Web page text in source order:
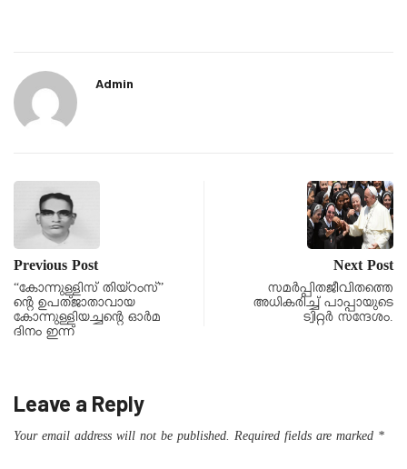
Admin
Previous Post
“കോന്നുള്ളിസ് തിയ്റംസ്”
ന്റെ ഉപത്ജാതാവായ
കോന്നുള്ളിയച്ചന്റെ ഓർമ
ദിനം ഇന്ന്
Next Post
സമർപ്പിതജീവിതത്തെ
അധികരിച്ച് പാപ്പായുടെ
ട്വിറ്റർ സന്ദേശം.
Leave a Reply
Your email address will not be published. Required fields are marked *